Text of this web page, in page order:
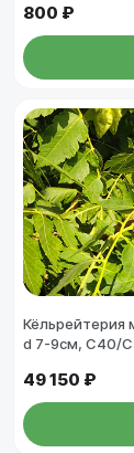
800 ₽
Кёльрейтерия
d 7-9см, С40/
49 150 ₽